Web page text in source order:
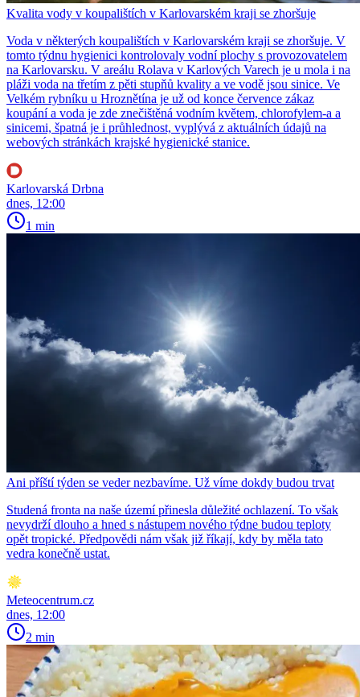
Kvalita vody v koupalištích v Karlovarském kraji se zhoršuje
Voda v některých koupalištích v Karlovarském kraji se zhoršuje. V
tomto týdnu hygienici kontrolovaly vodní plochy s provozovatelem
na Karlovarsku. V areálu Rolava v Karlových Varech je u mola i na
pláži voda na třetím z pěti stupňů kvality a ve vodě jsou sinice. Ve
Velkém rybníku u Hroznětína je už od konce července zákaz
koupání a voda je zde znečištěná vodním květem, chlorofylem-a a
sinicemi, špatná je i průhlednost, vyplývá z aktuálních údajů na
webových stránkách krajské hygienické stanice.
Karlovarská Drbna
dnes, 12:00
1 min
Ani příští týden se veder nezbavíme. Už víme dokdy budou trvat
Studená fronta na naše území přinesla důležité ochlazení. To však
nevydrží dlouho a hned s nástupem nového týdne budou teploty
opět tropické. Předpovědi nám však již říkají, kdy by měla tato
vedra konečně ustat.
Meteocentrum.cz
dnes, 12:00
2 min